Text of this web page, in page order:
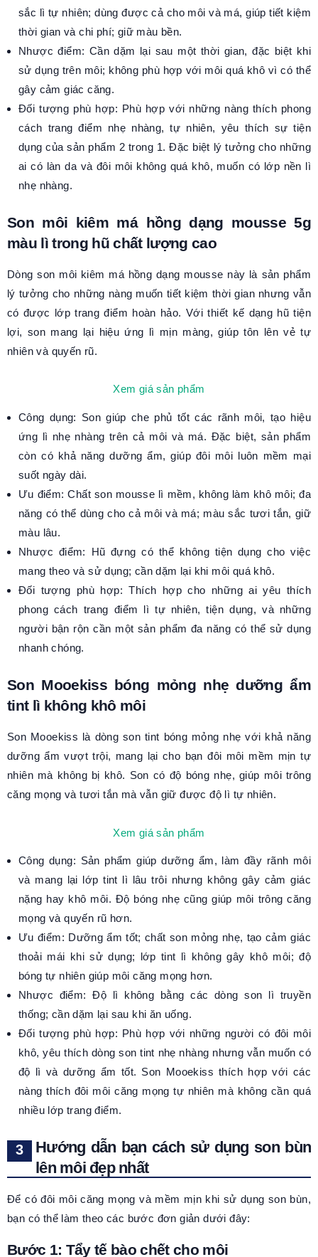
sắc lì tự nhiên; dùng được cả cho môi và má, giúp tiết kiệm
thời gian và chi phí; giữ màu bền.
Nhược điểm: Cần dặm lại sau một thời gian, đặc biệt khi
sử dụng trên môi; không phù hợp với môi quá khô vì có thể
gây cảm giác căng.
Đối tượng phù hợp: Phù hợp với những nàng thích phong
cách trang điểm nhẹ nhàng, tự nhiên, yêu thích sự tiện
dụng của sản phẩm 2 trong 1. Đặc biệt lý tưởng cho những
ai có làn da và đôi môi không quá khô, muốn có lớp nền lì
nhẹ nhàng.
Son môi kiêm má hồng dạng mousse 5g
màu lì trong hũ chất lượng cao
Dòng son môi kiêm má hồng dạng mousse này là sản phẩm
lý tưởng cho những nàng muốn tiết kiệm thời gian nhưng vẫn
có được lớp trang điểm hoàn hảo. Với thiết kế dạng hũ tiện
lợi, son mang lại hiệu ứng lì mịn màng, giúp tôn lên vẻ tự
nhiên và quyến rũ.
Xem giá sản phẩm
Công dụng: Son giúp che phủ tốt các rãnh môi, tạo hiệu
ứng lì nhẹ nhàng trên cả môi và má. Đặc biệt, sản phẩm
còn có khả năng dưỡng ẩm, giúp đôi môi luôn mềm mại
suốt ngày dài.
Ưu điểm: Chất son mousse lì mềm, không làm khô môi; đa
năng có thể dùng cho cả môi và má; màu sắc tươi tắn, giữ
màu lâu.
Nhược điểm: Hũ đựng có thể không tiện dụng cho việc
mang theo và sử dụng; cần dặm lại khi môi quá khô.
Đối tượng phù hợp: Thích hợp cho những ai yêu thích
phong cách trang điểm lì tự nhiên, tiện dụng, và những
người bận rộn cần một sản phẩm đa năng có thể sử dụng
nhanh chóng.
Son Mooekiss bóng mỏng nhẹ dưỡng ẩm
tint lì không khô môi
Son Mooekiss là dòng son tint bóng mỏng nhẹ với khả năng
dưỡng ẩm vượt trội, mang lại cho bạn đôi môi mềm mịn tự
nhiên mà không bị khô. Son có độ bóng nhẹ, giúp môi trông
căng mọng và tươi tắn mà vẫn giữ được độ lì tự nhiên.
Xem giá sản phẩm
Công dụng: Sản phẩm giúp dưỡng ẩm, làm đầy rãnh môi
và mang lại lớp tint lì lâu trôi nhưng không gây cảm giác
nặng hay khô môi. Độ bóng nhẹ cũng giúp môi trông căng
mọng và quyến rũ hơn.
Ưu điểm: Dưỡng ẩm tốt; chất son mỏng nhẹ, tạo cảm giác
thoải mái khi sử dụng; lớp tint lì không gây khô môi; độ
bóng tự nhiên giúp môi căng mọng hơn.
Nhược điểm: Độ lì không bằng các dòng son lì truyền
thống; cần dặm lại sau khi ăn uống.
Đối tượng phù hợp: Phù hợp với những người có đôi môi
khô, yêu thích dòng son tint nhẹ nhàng nhưng vẫn muốn có
độ lì và dưỡng ẩm tốt. Son Mooekiss thích hợp với các
nàng thích đôi môi căng mọng tự nhiên mà không cần quá
nhiều lớp trang điểm.
Hướng dẫn bạn cách sử dụng son bùn
lên môi đẹp nhất
Để có đôi môi căng mọng và mềm mịn khi sử dụng son bùn,
bạn có thể làm theo các bước đơn giản dưới đây:
Bước 1: Tẩy tế bào chết cho môi